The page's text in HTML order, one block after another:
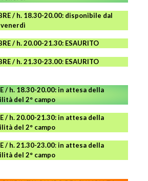
/ h. 18.30-20.00: disponibile dal
/ h. 20.00-21.30: ESAURITO
/ h. 21.30-23.00: ESAURITO
/ h. 18.30-20.00:in attesa della
del 2° campo
/ h. 20.00-21.30:in attesa della
del 2° campo
/ h. 21.30-23.00:in attesa della
del 2° campo